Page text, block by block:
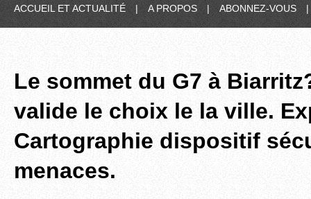
ACCUEIL ET ACTUALITÉ | A PROPOS | ABONNEZ-VOUS |
Le sommet du G7 à
valide le choix le la ville.
Cartographie dispositif
menaces.